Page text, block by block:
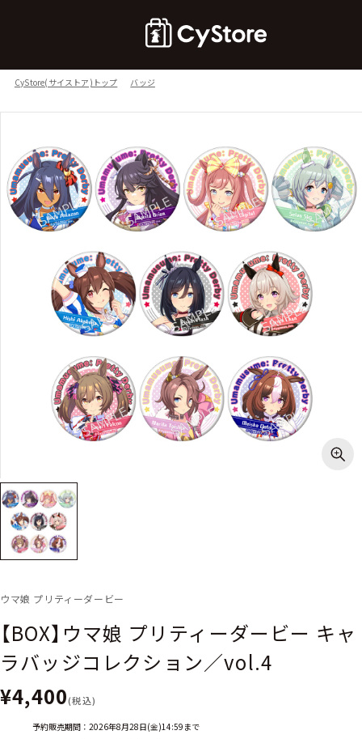
CyStore(サイストア)トップ バッジ
ウマ娘 プリティーダービー
【BOX】ウマ娘 プリティーダービー キャ
ラバッジコレクション／vol.4
¥4,400(税込)
予約販売期間：2026年8月28日(金)14:59まで